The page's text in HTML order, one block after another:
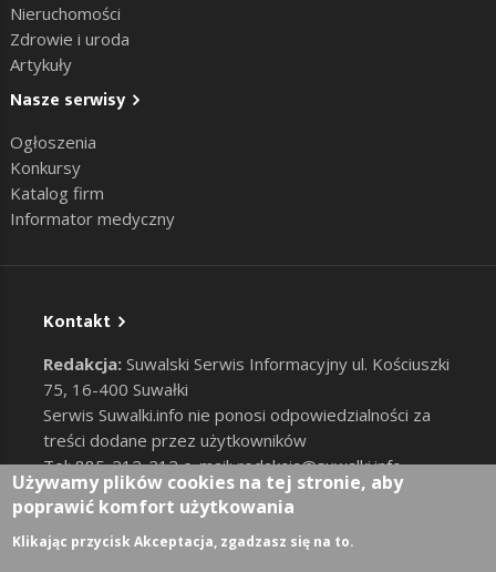
Nieruchomości
Zdrowie i uroda
Artykuły
Nasze serwisy
Ogłoszenia
Konkursy
Katalog firm
Informator medyczny
Kontakt
Redakcja: Suwalski Serwis Informacyjny ul. Kościuszki
75, 16-400 Suwałki
Serwis Suwalki.info nie ponosi odpowiedzialności za
treści dodane przez użytkowników
Tel: 885-212-212 e-mail:redakcja@suwalki.info,
reklama@suwalki.info
RODO |Cookies
User account menu
Zaloguj
Używamy plików cookies na tej stronie, aby
poprawić komfort użytkowania
Klikając przycisk Akceptacja, zgadzasz się na to.